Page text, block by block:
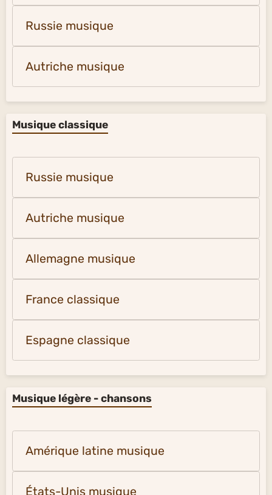
Russie musique
Autriche musique
Musique classique
Russie musique
Autriche musique
Allemagne musique
France classique
Espagne classique
Musique légère - chansons
Amérique latine musique
États-Unis musique